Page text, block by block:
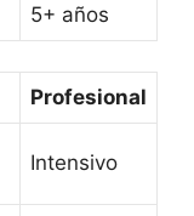
5+ años
Profesional
Intensivo